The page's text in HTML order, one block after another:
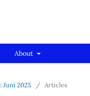
About
Juni 2025 / Articles